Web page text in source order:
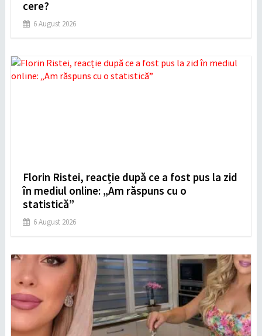
cere?
6 August 2026
Florin Ristei, reacție după ce a fost pus la zid
în mediul online: „Am răspuns cu o
statistică”
6 August 2026